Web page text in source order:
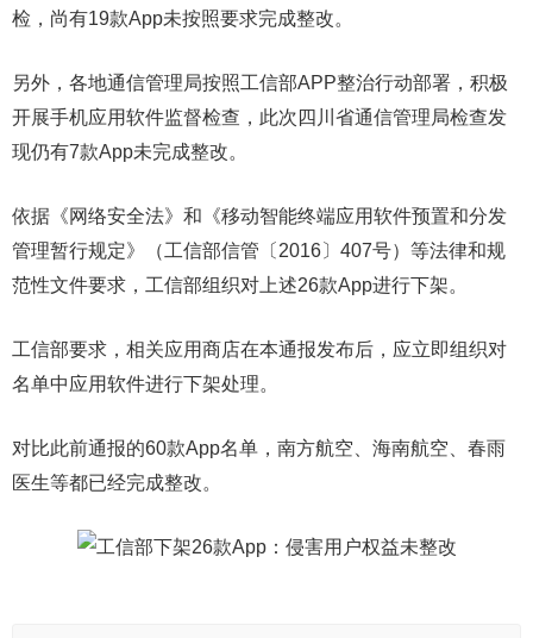
检，尚有19款App未按照要求完成整改。
另外，各地通信管理局按照工信部APP整治行动部署，积极
开展手机应用软件监督检查，此次四川省通信管理局检查发
现仍有7款App未完成整改。
依据《网络安全法》和《移动智能终端应用软件预置和分发
管理暂行规定》（工信部信管〔2016〕407号）等法律和规
范性文件要求，工信部组织对上述26款App进行下架。
工信部要求，相关应用商店在本通报发布后，应立即组织对
名单中应用软件进行下架处理。
对比此前通报的60款App名单，南方航空、海南航空、春雨
医生等都已经完成整改。